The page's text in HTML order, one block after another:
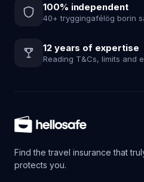
100% independent
40+ tryggingafélög borin
12 years of expertise
Reading T&Cs, limits and
Find the travel insurance that
protects you.